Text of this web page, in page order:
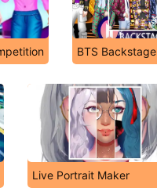
BTS Backstage
Live Portrait Maker